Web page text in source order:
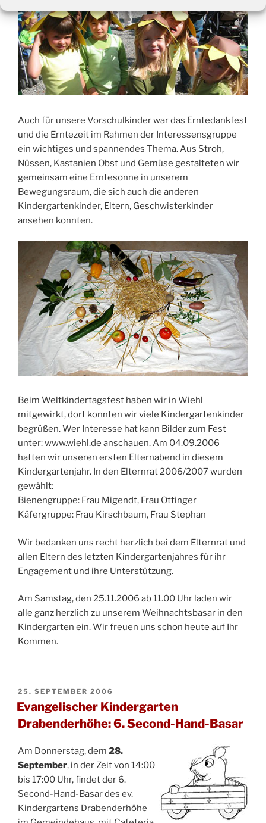
Auch für unsere Vorschulkinder war das Erntedankfest
und die Erntezeit im Rahmen der Interessensgruppe
ein wichtiges und spannendes Thema. Aus Stroh,
Nüssen, Kastanien Obst und Gemüse gestalteten wir
gemeinsam eine Erntesonne in unserem
Bewegungsraum, die sich auch die anderen
Kindergartenkinder, Eltern, Geschwisterkinder
ansehen konnten.
Beim Weltkindertagsfest haben wir in Wiehl
mitgewirkt, dort konnten wir viele Kindergartenkinder
begrüßen. Wer Interesse hat kann Bilder zum Fest
unter: www.wiehl.de anschauen. Am 04.09.2006
hatten wir unseren ersten Elternabend in diesem
Kindergartenjahr. In den Elternrat 2006/2007 wurden
gewählt:
Bienengruppe: Frau Migendt, Frau Ottinger
Käfergruppe: Frau Kirschbaum, Frau Stephan
Wir bedanken uns recht herzlich bei dem Elternrat und
allen Eltern des letzten Kindergartenjahres für ihr
Engagement und ihre Unterstützung.
Am Samstag, den 25.11.2006 ab 11.00 Uhr laden wir
alle ganz herzlich zu unserem Weihnachtsbasar in den
Kindergarten ein. Wir freuen uns schon heute auf Ihr
Kommen.
VERÖFFENTLICHT
AM
25. SEPTEMBER 2006
Evangelischer Kindergarten
Drabenderhöhe: 6. Second-Hand-Basar
Am Donnerstag, dem 28.
September, in der Zeit von 14:00
bis 17:00 Uhr, findet der 6.
Second-Hand-Basar des ev.
Kindergartens Drabenderhöhe